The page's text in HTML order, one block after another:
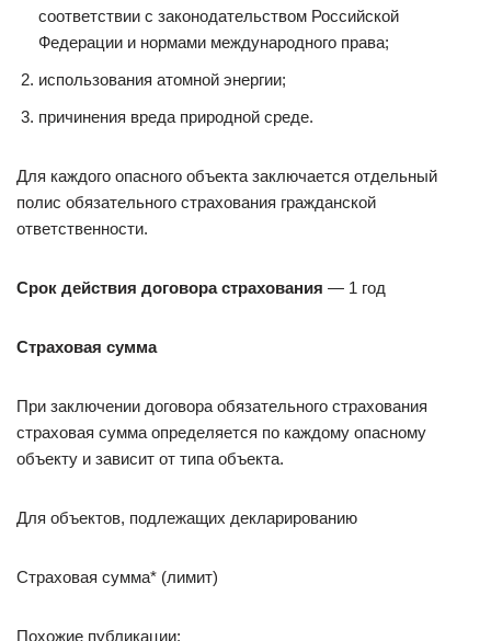
соответствии с законодательством Российской
Федерации и нормами международного права;
использования атомной энергии;
причинения вреда природной среде.
Для каждого опасного объекта заключается отдельный
полис обязательного страхования гражданской
ответственности.
Срок действия договора страхования — 1 год
Страховая сумма
При заключении договора обязательного страхования
страховая сумма определяется по каждому опасному
объекту и зависит от типа объекта.
Для объектов, подлежащих декларированию
Страховая сумма* (лимит)
Похожие публикации: